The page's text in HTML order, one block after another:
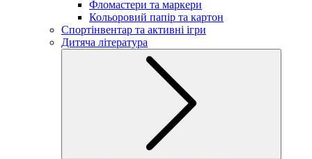
Фломастери та маркери
Кольоровий папір та картон
Спортінвентар та активні ігри
Дитяча література